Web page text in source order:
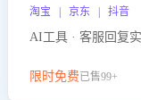
淘宝 | 京东 | 抖音
AI工具 · 客服回复
限时免费已售99+